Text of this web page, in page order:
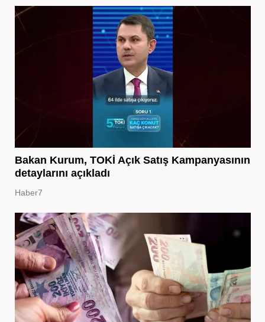
Bakan Kurum, TOKİ Açık Satış Kampanyasının
detaylarını açıkladı
Haber7